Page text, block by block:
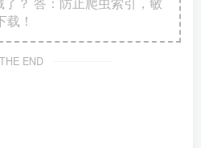
！
THE END